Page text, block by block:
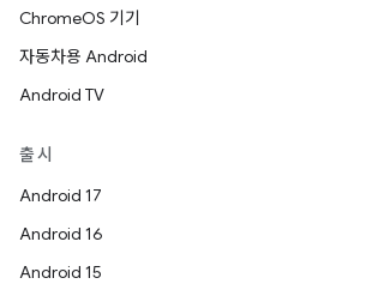
ChromeOS 기기
자동차용 Android
Android TV
출시
Android 17
Android 16
Android 15